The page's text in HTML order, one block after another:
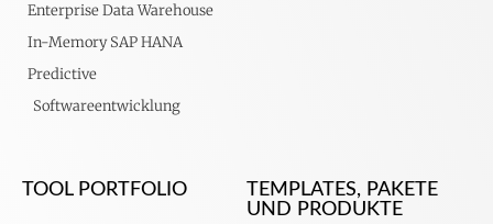
Enterprise Data Warehouse
In-Memory SAP HANA
Predictive
Softwareentwicklung
TOOL PORTFOLIO
TEMPLATES, PAKETE
UND PRODUKTE